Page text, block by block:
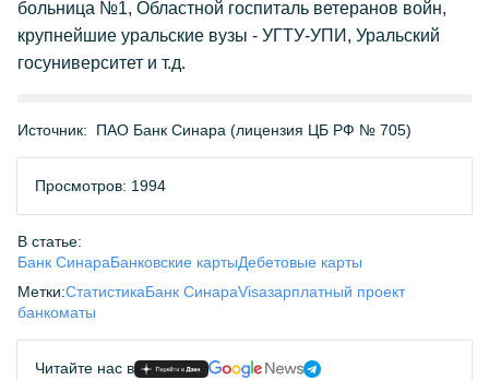
больница №1, Областной госпиталь ветеранов войн,
крупнейшие уральские вузы - УГТУ-УПИ, Уральский
госуниверситет и т.д.
Источник: ПАО Банк Синара (лицензия ЦБ РФ № 705)
Просмотров: 1994
В статье:
Банк СинараБанковские картыДебетовые карты
Метки:СтатистикаБанк СинараVisaзарплатный проект
банкоматы
Читайте нас в